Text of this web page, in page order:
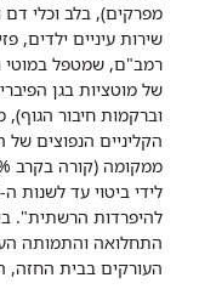
מפרקים), בלב וכלי דם
שירות עיניים ילדים,
רמב"ם, שמטפל במוטי
של מוטציות בגן
וברקמות חיבור
הקליניים הנפוצים
להיפרדות הרשתית".
התחלואה והתמותה
העורקים בבית החזה,